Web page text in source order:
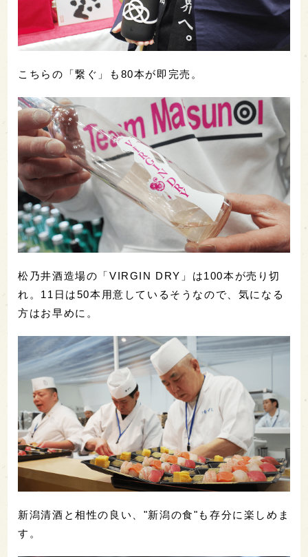
こちらの「繋ぐ」も80本が即完売。
松乃井酒造場の「VIRGIN DRY」は100本が売り切
れ。11日は50本用意しているそうなので、気になる
方はお早めに。
新潟清酒と相性の良い、"新潟の食"も存分に楽しめま
す。